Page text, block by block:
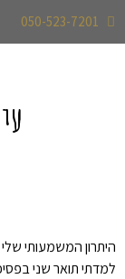
050-523-7201
היתרון המשמעותי
למדתי תואר שני